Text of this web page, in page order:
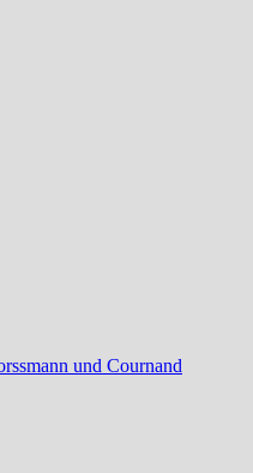
und Cournand